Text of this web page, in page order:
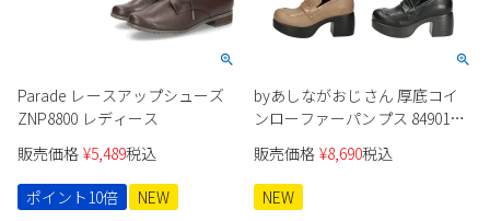
Parade レースアップシューズ
ZNP8800 レディース
販売価格 ¥5,489税込
ポイント10倍
NEW
byあしながおじさん 厚底コイ
ンローファーパンプス 8490119
レディース
販売価格 ¥8,690税込
NEW